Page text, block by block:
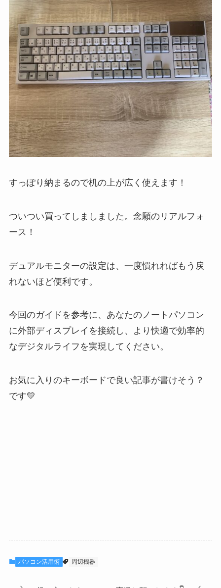
すっぽり納まるので机の上が広く使えます！
ついつい買ってしましました。念願のリアルフォ
ース！
デュアルモニターの設定は、一度慣れればもう戻
れないほど便利です。
今回のガイドを参考に、あなたのノートパソコン
に外部ディスプレイを接続し、より快適で効率的
なデジタルライフを実現してください。
お気に入りのキーボードで良い記事が書けそう？
です💛
パソコン活用術 周辺機器